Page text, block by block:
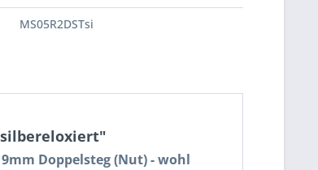
MS05R2DSTsi
Doppelsteg (Nut) - wohl